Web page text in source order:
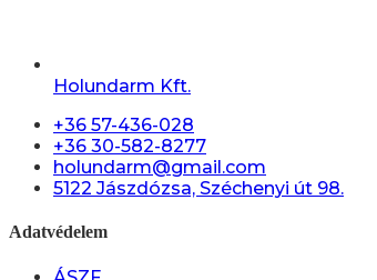
Holundarm Kft.
+36 57-436-028
+36 30-582-8277
holundarm@gmail.com
5122 Jászdózsa, Széchenyi út 98.
Adatvédelem